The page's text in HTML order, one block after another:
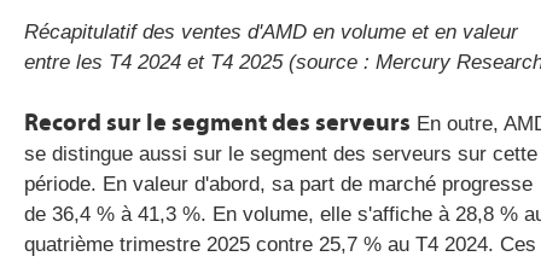
Récapitulatif des ventes d'AMD en volume et en valeur
entre les T4 2024 et T4 2025 (source : Mercury
Record sur le segment des serveurs En outre,
se distingue aussi sur le segment des serveurs sur cette
période. En valeur d'abord, sa part de marché progresse
de 36,4 % à 41,3 %. En volume, elle s'affiche à 28,8 %
quatrième trimestre 2025 contre 25,7 % au T4 2024. Ces